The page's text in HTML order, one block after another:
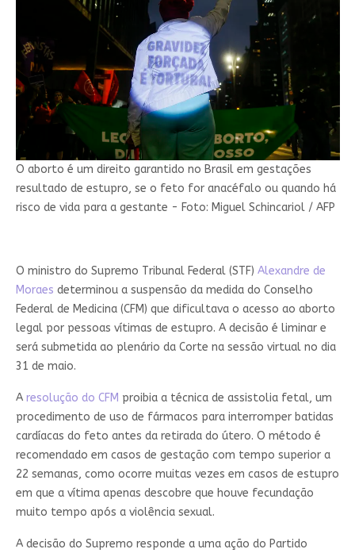
O aborto é um direito garantido no Brasil em gestações
resultado de estupro, se o feto for anacéfalo ou quando há
risco de vida para a gestante - Foto: Miguel Schincariol / AFP
O ministro do Supremo Tribunal Federal (STF) Alexandre de
Moraes determinou a suspensão da medida do Conselho
Federal de Medicina (CFM) que dificultava o acesso ao aborto
legal por pessoas vítimas de estupro. A decisão é liminar e
será submetida ao plenário da Corte na sessão virtual no dia
31 de maio.
A resolução do CFM proibia a técnica de assistolia fetal, um
procedimento de uso de fármacos para interromper batidas
cardíacas do feto antes da retirada do útero. O método é
recomendado em casos de gestação com tempo superior a
22 semanas, como ocorre muitas vezes em casos de estupro
em que a vítima apenas descobre que houve fecundação
muito tempo após a violência sexual.
A decisão do Supremo responde a uma ação do Partido